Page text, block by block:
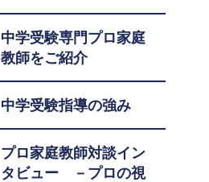
中学受験専門プロ家庭
教師をご紹介
中学受験指導の強み
プロ家庭教師対談イン
タビュー －プロの視